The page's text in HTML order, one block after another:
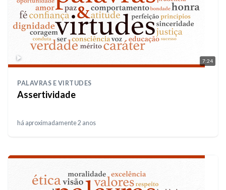
7:24
PALAVRAS E VIRTUDES
Assertividade
há aproximadamente 2 anos